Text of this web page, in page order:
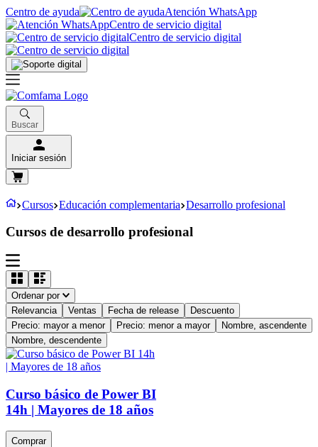
Centro de ayuda
Atención WhatsApp
Centro de servicio digital
Centro de servicio digital
Buscar
Iniciar sesión
Cursos Educación complementaria Desarrollo profesional
Cursos de desarrollo profesional
Ordenar por
Relevancia
Ventas Fecha de release
Descuento
Precio: mayor a menor
Precio: menor a mayor
Nombre, ascendente
Nombre, descendente
Curso básico de Power BI
14h | Mayores de 18 años
Comprar